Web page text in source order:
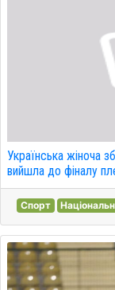
Українська жіноча
вийшла до фіналу
Спорт